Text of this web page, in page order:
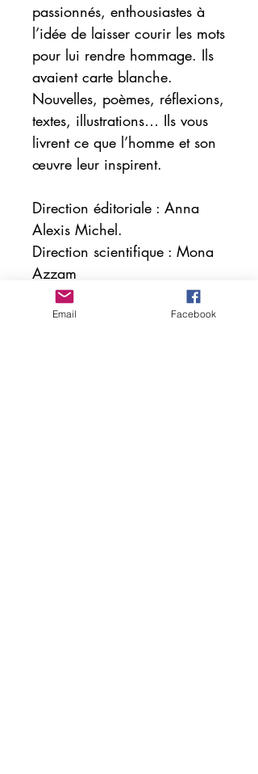
passionnés, enthousiastes à
l’idée de laisser courir les mots
pour lui rendre hommage. Ils
avaient carte blanche.
Nouvelles, poèmes, réflexions,
textes, illustrations… Ils vous
livrent ce que l’homme et son
œuvre leur inspirent.
Direction éditoriale : Anna
Alexis Michel.
Direction scientifique : Mona
Azzam
Direction artistique : Sandra
Encaoua Berrih.
Email Facebook